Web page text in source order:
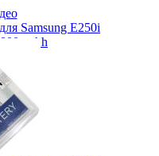
Samsung E250i
mAh
138